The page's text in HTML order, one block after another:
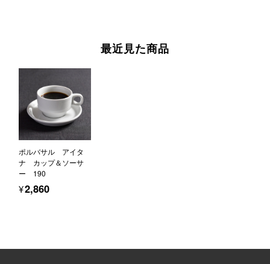
最近見た商品
ポルバサル アイタ
ナ カップ＆ソーサ
ー 190
¥2,860